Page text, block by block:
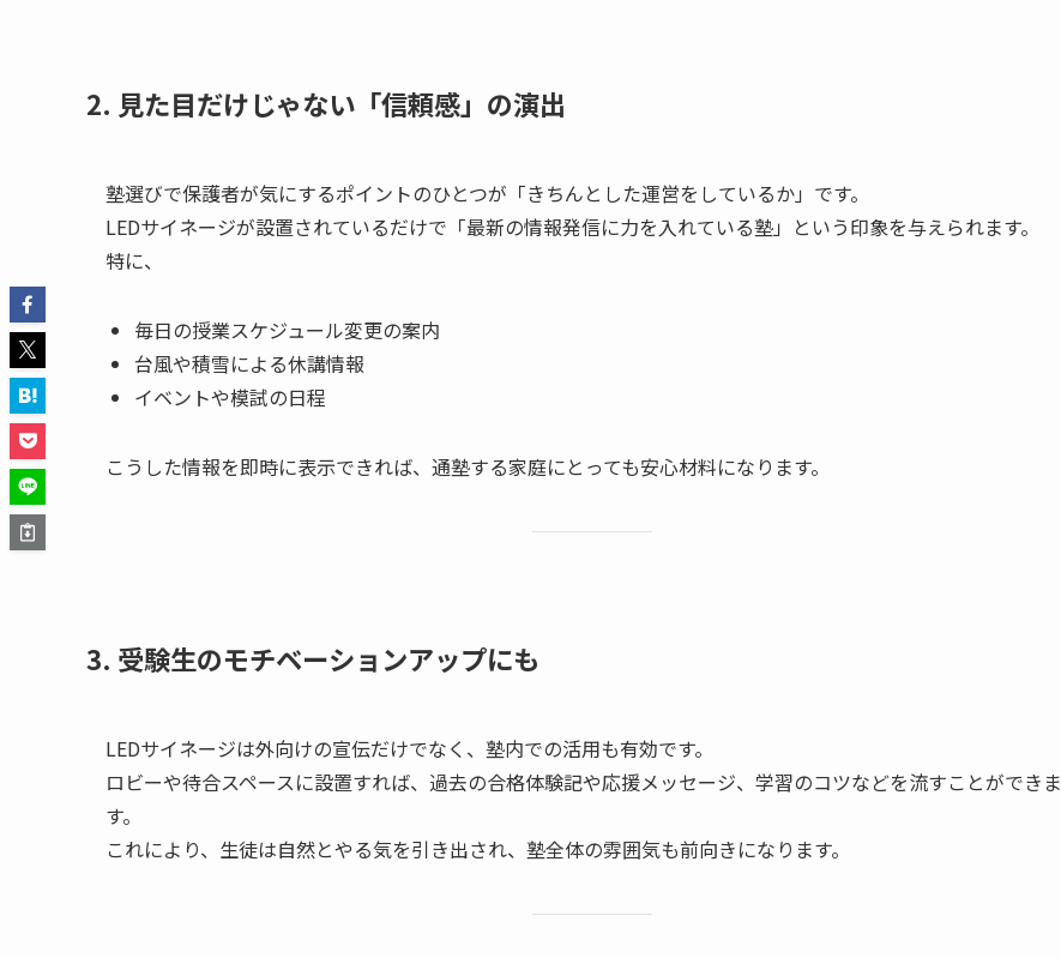
2. 見た目だけじゃない「信頼感」の演出
塾選びで保護者が気にするポイントのひとつが「きちんとした運営をしているか」です。
LEDサイネージが設置されているだけで「最新の情報発信に力を入れている塾」という印象を与えられます。
特に、
毎日の授業スケジュール変更の案内
台風や積雪による休講情報
イベントや模試の日程
こうした情報を即時に表示できれば、通塾する家庭にとっても安心材料になります。
3. 受験生のモチベーションアップにも
LEDサイネージは外向けの宣伝だけでなく、塾内での活用も有効です。
ロビーや待合スペースに設置すれば、過去の合格体験記や応援メッセージ、学習のコツなどを流すことができま
す。
これにより、生徒は自然とやる気を引き出され、塾全体の雰囲気も前向きになります。